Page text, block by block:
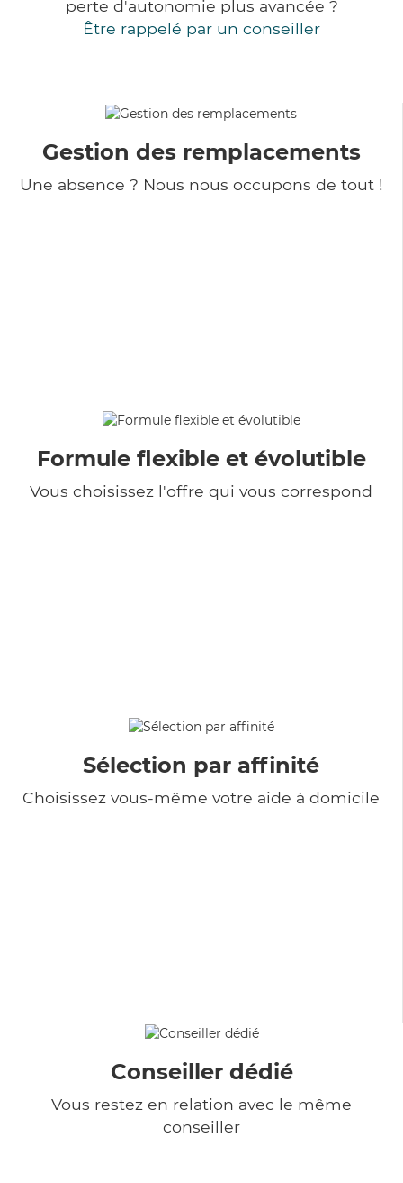
perte d'autonomie plus avancée ?
Être rappelé par un conseiller
Gestion des remplacements
Une absence ? Nous nous occupons de tout !
Formule flexible et évolutible
Vous choisissez l'offre qui vous correspond
Sélection par affinité
Choisissez vous-même votre aide à domicile
Conseiller dédié
Vous restez en relation avec le même
conseiller